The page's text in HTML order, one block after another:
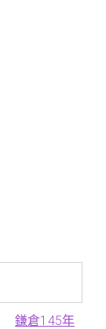
鎌倉145年